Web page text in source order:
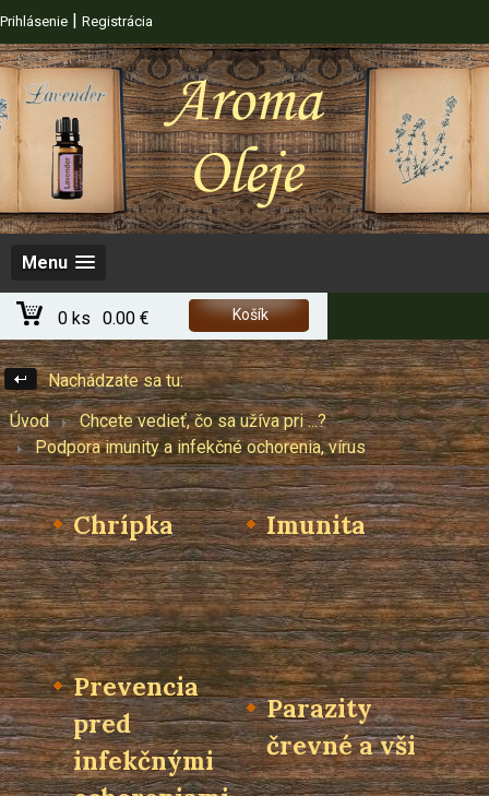
Prihlásenie | Registrácia
Menu
0 ks 0.00 € Košík
Nachádzate sa tu:
Úvod
Chcete vedieť, čo sa užíva pri ...?
Podpora imunity a infekčné ochorenia, vírus
Chrípka Imunita
Prevencia
pred
infekčnými
Parazity
črevné a vši